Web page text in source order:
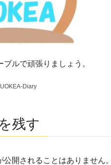
ルで頑張りましょう。
Diary
残す
公開されることはありません。